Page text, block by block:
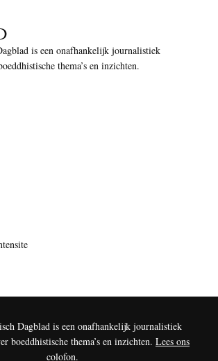
is een onafhankelijk journalistiek
thema’s en inzichten.
Dagblad is een onafhankelijk journalistiek
boeddhistische thema’s en inzichten. Lees ons
colofon.